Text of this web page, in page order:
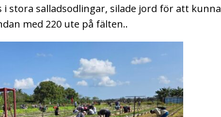
i stora salladsodlingar, silade jord för att kunna
med 220 ute på fälten..